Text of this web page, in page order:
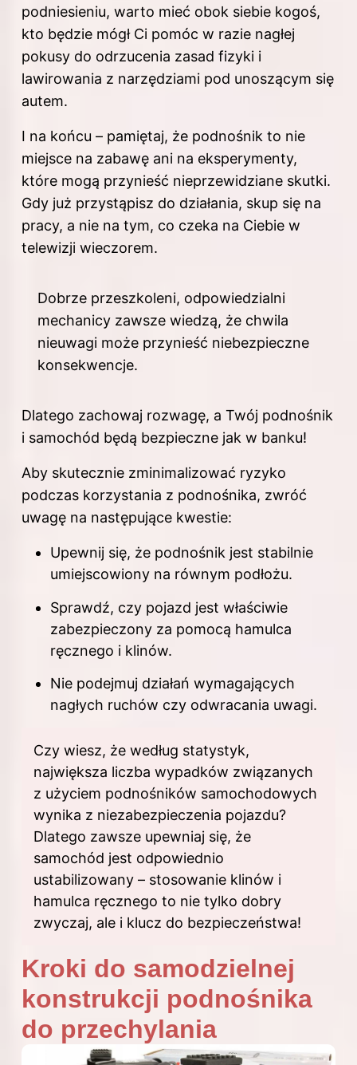
podniesieniu, warto mieć obok siebie kogoś,
kto będzie mógł Ci pomóc w razie nagłej
pokusy do odrzucenia zasad fizyki i
lawirowania z narzędziami pod unoszącym się
autem.
I na końcu – pamiętaj, że podnośnik to nie
miejsce na zabawę ani na eksperymenty,
które mogą przynieść nieprzewidziane skutki.
Gdy już przystąpisz do działania, skup się na
pracy, a nie na tym, co czeka na Ciebie w
telewizji wieczorem.
Dobrze przeszkoleni, odpowiedzialni
mechanicy zawsze wiedzą, że chwila
nieuwagi może przynieść niebezpieczne
konsekwencje.
Dlatego zachowaj rozwagę, a Twój podnośnik
i samochód będą bezpieczne jak w banku!
Aby skutecznie zminimalizować ryzyko
podczas korzystania z podnośnika, zwróć
uwagę na następujące kwestie:
Upewnij się, że podnośnik jest stabilnie
umiejscowiony na równym podłożu.
Sprawdź, czy pojazd jest właściwie
zabezpieczony za pomocą hamulca
ręcznego i klinów.
Nie podejmuj działań wymagających
nagłych ruchów czy odwracania uwagi.
Czy wiesz, że według statystyk,
największa liczba wypadków związanych
z użyciem podnośników samochodowych
wynika z niezabezpieczenia pojazdu?
Dlatego zawsze upewniaj się, że
samochód jest odpowiednio
ustabilizowany – stosowanie klinów i
hamulca ręcznego to nie tylko dobry
zwyczaj, ale i klucz do bezpieczeństwa!
Kroki do samodzielnej
konstrukcji podnośnika
do przechylania